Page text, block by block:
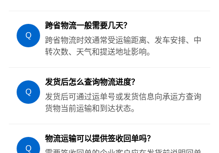
Q
跨省物流一般需要几天？
跨省物流时效通常受运输距离、发车安排、中
转次数、天气和提送地址影响。
Q
发货后怎么查询物流进度？
发货后可通过运单号或发货信息向承运方查询
货物当前运输和到达状态。
Q
物流运输可以提供签收回单吗？